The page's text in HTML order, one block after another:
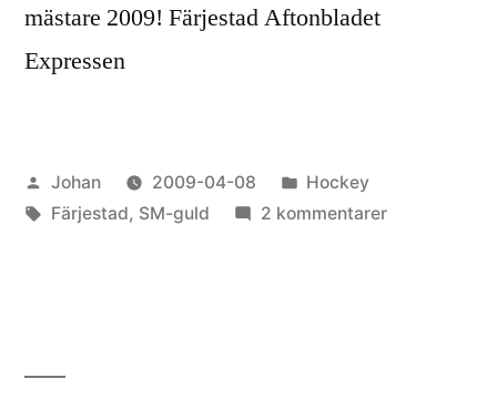
mästare 2009! Färjestad Aftonbladet
Expressen
Publicerat
av
Johan 2009-04-08
Publicerat
i
Hockey
Etiketter:
Färjestad, SM-guld 2 kommentarertill